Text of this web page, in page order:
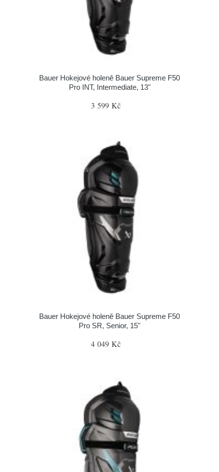
Bauer Hokejové holeně Bauer Supreme F50
Pro INT, Intermediate, 13"
3 599 Kč
Bauer Hokejové holeně Bauer Supreme F50
Pro SR, Senior, 15"
4 049 Kč